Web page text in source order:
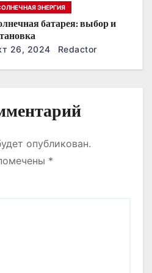
ЭНЕРГИЯ
батарея: выбор и
26, 2024 Redactor
опубликован.
*